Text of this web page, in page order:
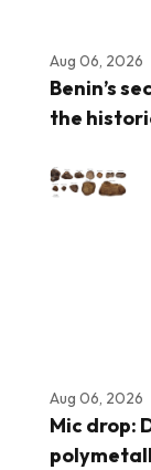
Aug 06, 2026
Benin’s
the
Aug 06, 2026
Mic drop: